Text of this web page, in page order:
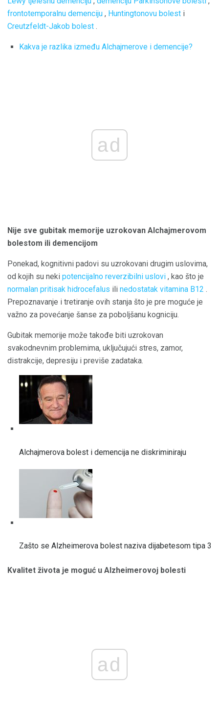
frontotemporalnu demenciju , Huntingtonovu bolest i
Creutzfeldt-Jakob bolest .
Kakva je razlika između Alchajmerove i demencije?
ad
Nije sve gubitak memorije uzrokovan Alchajmerovom
bolestom ili demencijom
Ponekad, kognitivni padovi su uzrokovani drugim uslovima,
od kojih su neki potencijalno reverzibilni uslovi , kao što je
normalan pritisak hidrocefalus ili nedostatak vitamina B12 .
Prepoznavanje i tretiranje ovih stanja što je pre moguće je
važno za povećanje šanse za poboljšanu kogniciju.
Gubitak memorije može takođe biti uzrokovan
svakodnevnim problemima, uključujući stres, zamor,
distrakcije, depresiju i previše zadataka.
Alchajmerova bolest i demencija ne diskriminiraju
Zašto se Alzheimerova bolest naziva dijabetesom tipa 3
Kvalitet života je moguć u Alzheimerovoj bolesti
ad